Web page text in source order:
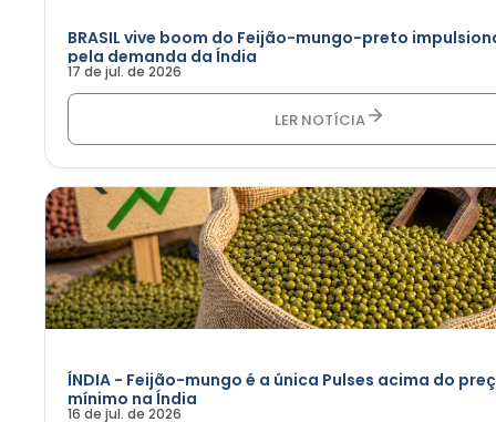
BRASIL vive boom do Feijão-mungo-preto
pela demanda da Índia
17 de jul. de 2026
LER NOTÍCIA
ÍNDIA - Feijão-mungo é a única Pulses acima do
mínimo na Índia
16 de jul. de 2026